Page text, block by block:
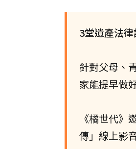
3堂遺產法
針對父母、
家能提早做
《橘世代》
傳」線上影